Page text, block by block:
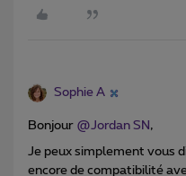
Sophie A
Bonjour ​ @Jordan SN ,
Je peux simplement vous
encore de compatibilité